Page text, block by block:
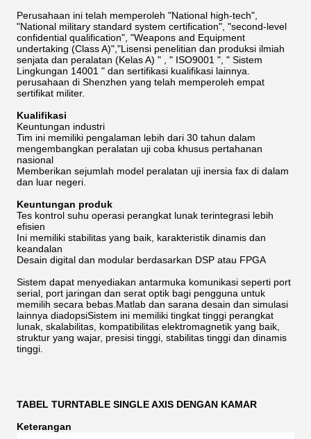
Perusahaan ini telah memperoleh "National high-tech",
"National military standard system certification", "second-level
confidential qualification", "Weapons and Equipment
undertaking (Class A)","Lisensi penelitian dan produksi ilmiah
senjata dan peralatan (Kelas A) " , " ISO9001 ", " Sistem
Lingkungan 14001 " dan sertifikasi kualifikasi lainnya.
perusahaan di Shenzhen yang telah memperoleh empat
sertifikat militer.
Kualifikasi
Keuntungan industri
Tim ini memiliki pengalaman lebih dari 30 tahun dalam
mengembangkan peralatan uji coba khusus pertahanan
nasional
Memberikan sejumlah model peralatan uji inersia fax di dalam
dan luar negeri.
Keuntungan produk
Tes kontrol suhu operasi perangkat lunak terintegrasi lebih
efisien
Ini memiliki stabilitas yang baik, karakteristik dinamis dan
keandalan
Desain digital dan modular berdasarkan DSP atau FPGA
Sistem dapat menyediakan antarmuka komunikasi seperti port
serial, port jaringan dan serat optik bagi pengguna untuk
memilih secara bebas.Matlab dan sarana desain dan simulasi
lainnya diadopsiSistem ini memiliki tingkat tinggi perangkat
lunak, skalabilitas, kompatibilitas elektromagnetik yang baik,
struktur yang wajar, presisi tinggi, stabilitas tinggi dan dinamis
tinggi.
TABEL TURNTABLE SINGLE AXIS DENGAN KAMAR
Keterangan